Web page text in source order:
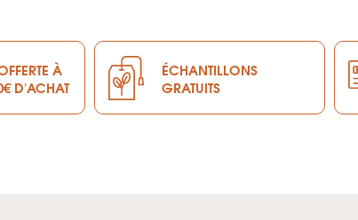
À
D'ACHAT
ÉCHANTILLONS
GRATUITS